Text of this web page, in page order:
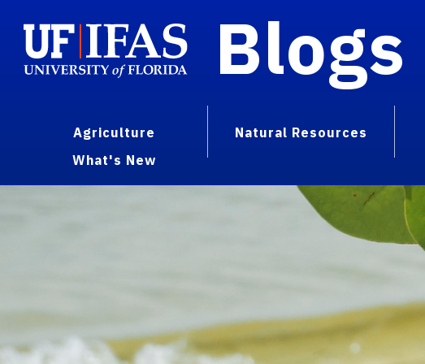
Blogs
Agriculture Natural Resources
What's New